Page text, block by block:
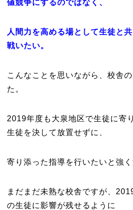
値競争にするのではなく、
人間力を高める場として生徒と
戦いたい。
こんなことを思いながら、校舎
た。
2019年度も大泉地区で生徒に寄
生徒を決して放置せずに、
寄り添った指導を行いたいと強く
まだまだ未熟な校舎ですが、
の生徒に影響が残せるように